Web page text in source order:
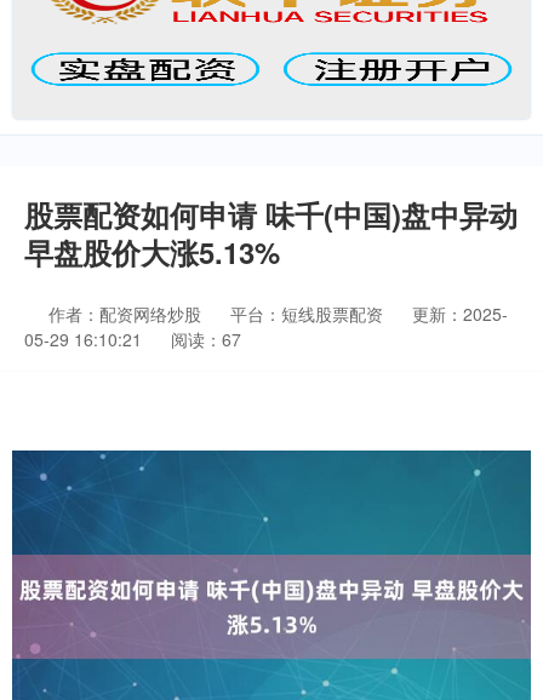
股票配资如何申请 味千(中国)盘中异动
早盘股价大涨5.13%
作者：配资网络炒股 平台：短线股票配资
更新：2025-
05-29 16:10:21
阅读：67